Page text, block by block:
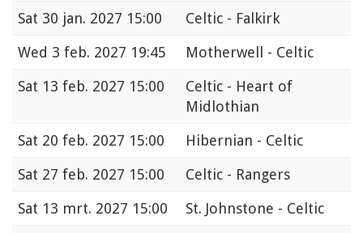
Sat 30 jan. 2027 15:00
Celtic - Falkirk
Wed 3 feb. 2027 19:45
Motherwell - Celtic
Sat 13 feb. 2027 15:00
Celtic - Heart of
Midlothian
Sat 20 feb. 2027 15:00
Hibernian - Celtic
Sat 27 feb. 2027 15:00
Celtic - Rangers
Sat 13 mrt. 2027 15:00
St. Johnstone - Celtic